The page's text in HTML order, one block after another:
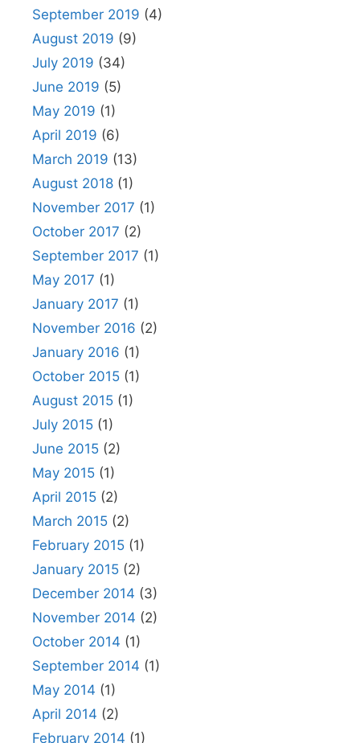
September 2019 (4)
August 2019 (9)
July 2019 (34)
June 2019 (5)
May 2019 (1)
April 2019 (6)
March 2019 (13)
August 2018 (1)
November 2017 (1)
October 2017 (2)
September 2017 (1)
May 2017 (1)
January 2017 (1)
November 2016 (2)
January 2016 (1)
October 2015 (1)
August 2015 (1)
July 2015 (1)
June 2015 (2)
May 2015 (1)
April 2015 (2)
March 2015 (2)
February 2015 (1)
January 2015 (2)
December 2014 (3)
November 2014 (2)
October 2014 (1)
September 2014 (1)
May 2014 (1)
April 2014 (2)
February 2014 (1)